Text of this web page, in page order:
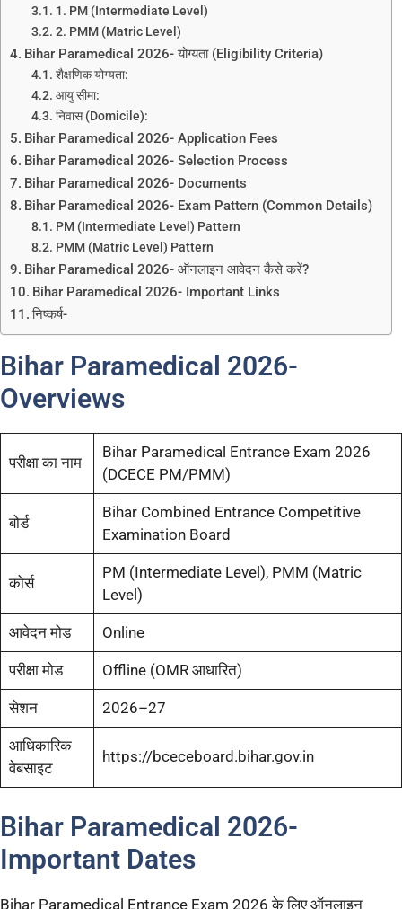
1. PM (Intermediate Level)
2. PMM (Matric Level)
Bihar Paramedical 2026- योग्यता (Eligibility Criteria)
शैक्षणिक योग्यता:
आयु सीमा:
निवास (Domicile):
Bihar Paramedical 2026- Application Fees
Bihar Paramedical 2026- Selection Process
Bihar Paramedical 2026- Documents
Bihar Paramedical 2026- Exam Pattern (Common Details)
PM (Intermediate Level) Pattern
PMM (Matric Level) Pattern
Bihar Paramedical 2026- ऑनलाइन आवेदन कैसे करें?
Bihar Paramedical 2026- Important Links
निष्कर्ष-
Bihar Paramedical 2026-
Overviews
परीक्षा का नाम
Bihar Paramedical Entrance Exam 2026
(DCECE PM/PMM)
बोर्ड
Bihar Combined Entrance Competitive
Examination Board
कोर्स
PM (Intermediate Level), PMM (Matric
Level)
आवेदन मोड Online
परीक्षा मोड Offline (OMR आधारित)
सेशन 2026–27
आधिकारिक
वेबसाइट
https://bceceboard.bihar.gov.in
Bihar Paramedical 2026-
Important Dates
Bihar Paramedical Entrance Exam 2026 के लिए ऑनलाइन